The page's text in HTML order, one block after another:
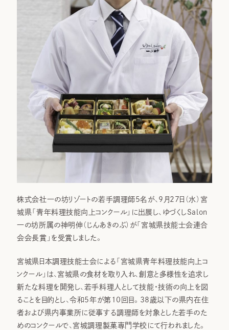
株式会社⼀の坊リゾートの若手調理師5名が、9月27日（水）宮
城県「青年料理技能向上コンクール」に出展し、ゆづくしSalon
一の坊所属の神明伸（じんあきのぶ）が「宮城県技能士会連合
会会長賞」を受賞しました。
宮城県日本調理技能士会による「宮城県青年料理技能向上コ
ンクール」は、宮城県の食材を取り入れ、創意と多様性を追求し
新たな料理を開発し、若手料理人として技能・技術の向上を図
ることを目的とし、令和5年が第10回目。38歳以下の県内在住
者および県内事業所に従事する調理師を対象とした若手のた
めのコンクールで、宮城調理製菓専門学校にて行われました。